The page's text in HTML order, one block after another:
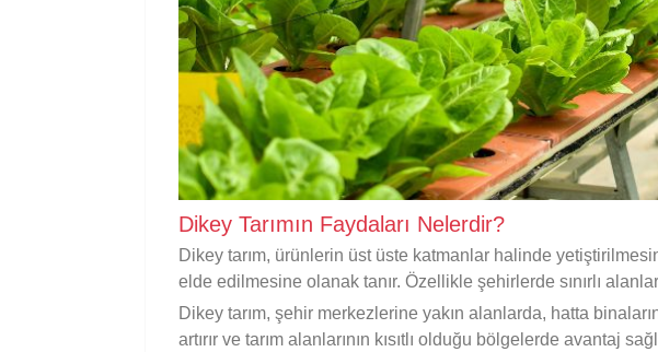
Dikey Tarımın Faydaları Nelerdir?
Dikey tarım, ürünlerin üst üste katmanlar halinde
elde edilmesine olanak tanır. Özellikle şehirlerde sınırlı
Dikey tarım, şehir merkezlerine yakın alanlarda, hatta
artırır ve tarım alanlarının kısıtlı olduğu bölgelerde avantaj